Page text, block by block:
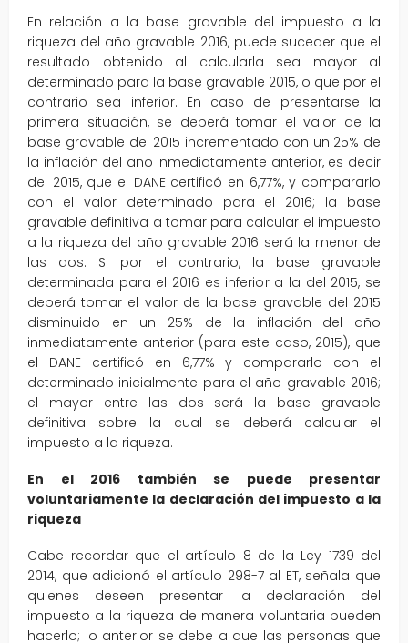
En relación a la base gravable del impuesto a la
riqueza del año gravable 2016, puede suceder que el
resultado obtenido al calcularla sea mayor al
determinado para la base gravable 2015, o que por el
contrario sea inferior. En caso de presentarse la
primera situación, se deberá tomar el valor de la
base gravable del 2015 incrementado con un 25% de
la inflación del año inmediatamente anterior, es decir
del 2015, que el DANE certificó en 6,77%, y compararlo
con el valor determinado para el 2016; la base
gravable definitiva a tomar para calcular el impuesto
a la riqueza del año gravable 2016 será la menor de
las dos. Si por el contrario, la base gravable
determinada para el 2016 es inferior a la del 2015, se
deberá tomar el valor de la base gravable del 2015
disminuido en un 25% de la inflación del año
inmediatamente anterior (para este caso, 2015), que
el DANE certificó en 6,77% y compararlo con el
determinado inicialmente para el año gravable 2016;
el mayor entre las dos será la base gravable
definitiva sobre la cual se deberá calcular el
impuesto a la riqueza.
En el 2016 también se puede presentar
voluntariamente la declaración del impuesto a la
riqueza
Cabe recordar que el artículo 8 de la Ley 1739 del
2014, que adicionó el artículo 298-7 al ET, señala que
quienes deseen presentar la declaración del
impuesto a la riqueza de manera voluntaria pueden
hacerlo; lo anterior se debe a que las personas que